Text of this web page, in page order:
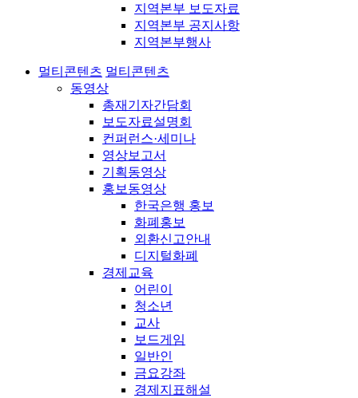
지역본부 보도자료
지역본부 공지사항
지역본부행사
멀티콘텐츠 멀티콘텐츠
동영상
총재기자간담회
보도자료설명회
컨퍼런스·세미나
영상보고서
기획동영상
홍보동영상
한국은행 홍보
화폐홍보
외환신고안내
디지털화폐
경제교육
어린이
청소년
교사
보드게임
일반인
금요강좌
경제지표해설